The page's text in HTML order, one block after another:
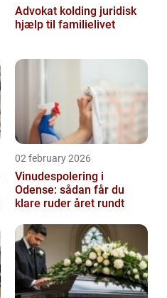
Advokat kolding juridisk
hjælp til familielivet
02 february 2026
Vinudespolering i
Odense: sådan får du
klare ruder året rundt